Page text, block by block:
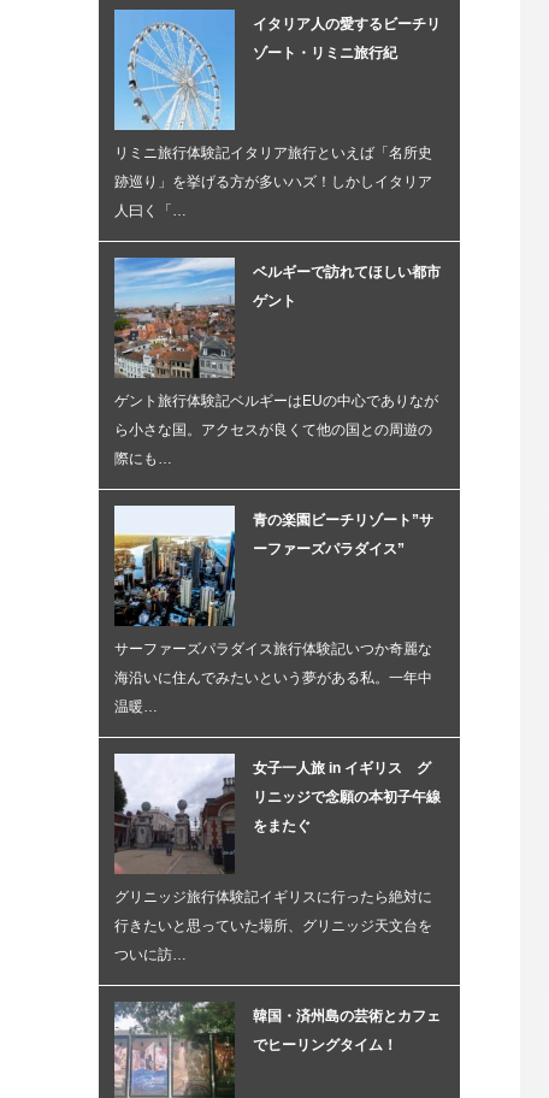
イタリア人の愛するビーチリ
ゾート・リミニ旅行紀
リミニ旅行体験記イタリア旅行といえば「名所史
跡巡り」を挙げる方が多いハズ！しかしイタリア
人曰く「…
ベルギーで訪れてほしい都市
ゲント
ゲント旅行体験記ベルギーはEUの中心でありなが
ら小さな国。アクセスが良くて他の国との周遊の
際にも…
青の楽園ビーチリゾート”サ
ーファーズパラダイス”
サーファーズパラダイス旅行体験記いつか奇麗な
海沿いに住んでみたいという夢がある私。一年中
温暖…
女子一人旅 in イギリス グ
リニッジで念願の本初子午線
をまたぐ
グリニッジ旅行体験記イギリスに行ったら絶対に
行きたいと思っていた場所、グリニッジ天文台を
ついに訪…
韓国・済州島の芸術とカフェ
でヒーリングタイム！